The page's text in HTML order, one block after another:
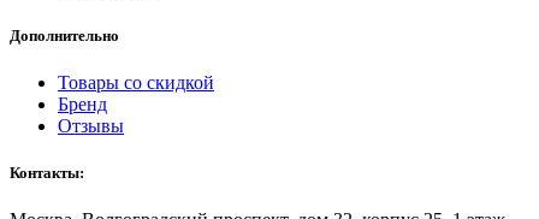
Дополнительно
Товары со скидкой
Бренд
Отзывы
Контакты: